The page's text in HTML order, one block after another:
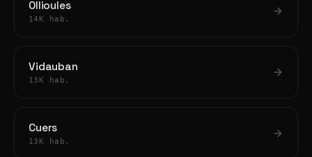
Ollioules
14K hab.
Vidauban
13K hab.
Cuers
13K hab.